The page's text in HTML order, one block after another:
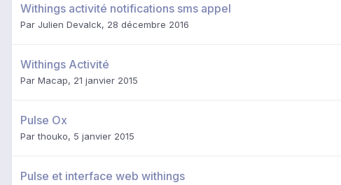
Withings activité notifications sms appel
Par Julien Devalck, 28 décembre 2016
Withings Activité
Par Macap, 21 janvier 2015
Pulse Ox
Parthouko, 5 janvier 2015
Pulse et interface web withings